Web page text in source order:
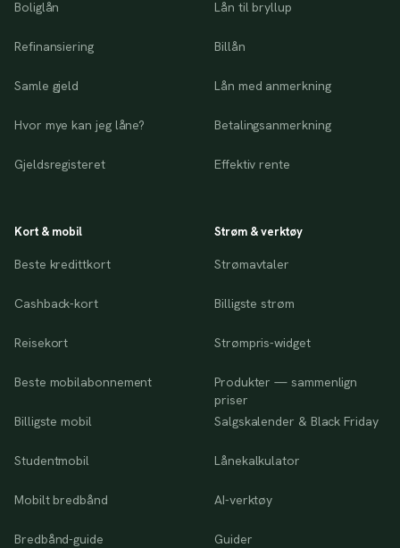
Boliglån
Refinansiering
Samle gjeld
Hvor mye kan jeg låne?
Gjeldsregisteret
Lån til bryllup
Billån
Lån med anmerkning
Betalingsanmerkning
Effektiv rente
Kort & mobil
Beste kredittkort
Cashback-kort
Reisekort
Beste mobilabonnement
Billigste mobil
Studentmobil
Mobilt bredbånd
Bredbånd-guide
Strøm & verktøy
Strømavtaler
Billigste strøm
Strømpris-widget
Produkter — sammenlign
priser
Salgskalender & Black Friday
Lånekalkulator
AI-verktøy
Guider